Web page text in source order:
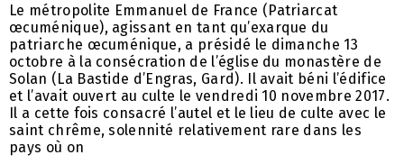
Le métropolite Emmanuel de France (Patriarcat
œcuménique), agissant en tant qu’exarque du
patriarche œcuménique, a présidé le dimanche 13
octobre à la consécration de l’église du monastère de
Solan (La Bastide d’Engras, Gard). Il avait béni l’édifice
et l’avait ouvert au culte le vendredi 10 novembre 2017.
Il a cette fois consacré l’autel et le lieu de culte avec le
saint chrême, solennité relativement rare dans les
pays où on